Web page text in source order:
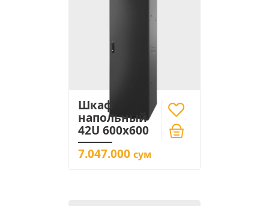
Шкаф
напольный
42U 600x600
7.047.000 сум